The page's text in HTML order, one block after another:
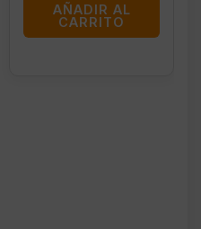
AÑADIR AL
CARRITO